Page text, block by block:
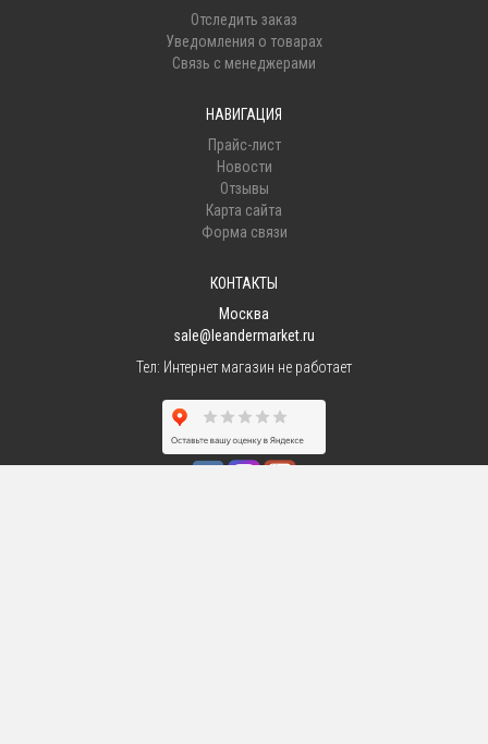
Отследить заказ
Уведомления о товарах
Связь с менеджерами
НАВИГАЦИЯ
Прайс-лист
Новости
Отзывы
Карта сайта
Форма связи
КОНТАКТЫ
Москва
sale@leandermarket.ru
Тел: Интернет магазин не работает